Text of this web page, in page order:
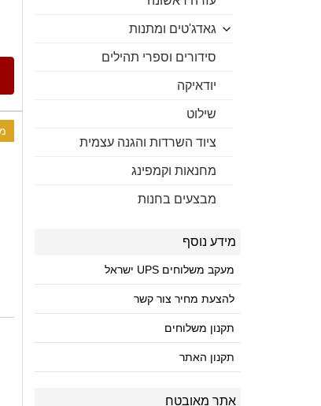
גאדג'טים ומתנות
סידורים וספרי תהילים
יודאיקה
שילוט
ציוד השרדות והגנה עצמית
מחנאות וקמפינג
מבצעים בחנות
מידע נוסף
מעקב משלוחים UPS ישראל
להצעת מחיר צור קשר
תקנון משלוחים
תקנון האתר
אתר מאובטח